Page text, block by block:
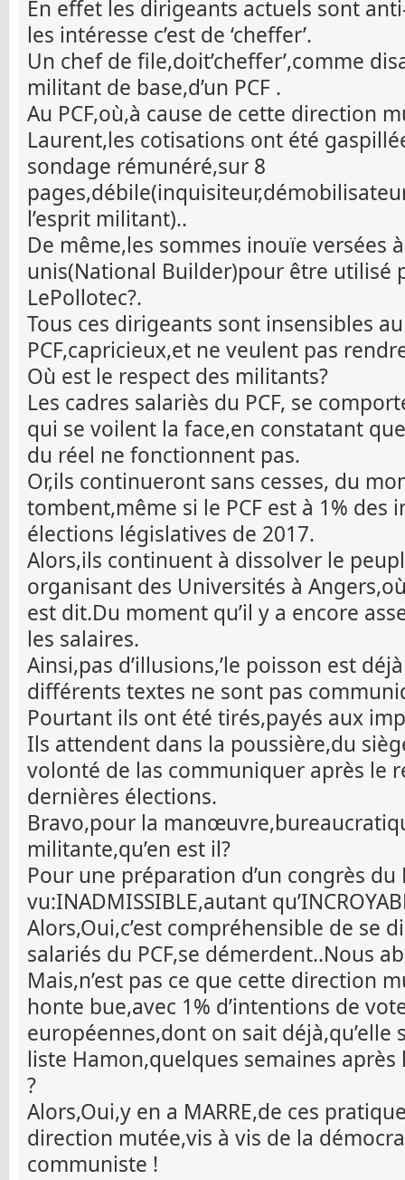
En effet les dirigeants actuels sont
les intéresse c’est de ‘cheffer’.
Un chef de file,doit’cheffer’,comme
militant de base,d’un PCF .
Au PCF,où,à cause de cette direction
Laurent,les cotisations ont été
sondage rémunéré,sur 8
l’esprit militant)..
De même,les sommes inouïe versées
unis(National Builder)pour être utilisé
LePollotec?.
Tous ces dirigeants sont insensibles
PCF,capricieux,et ne veulent pas
Où est le respect des militants?
Les cadres salariès du PCF, se
qui se voilent la face,en constatant
du réel ne fonctionnent pas.
Or,ils continueront sans cesses, du
tombent,même si le PCF est à 1% des
élections législatives de 2017.
Alors,ils continuent à dissolver le
organisant des Universités à
est dit.Du moment qu’il y a encore
les salaires.
Ainsi,pas d’illusions,’le poisson est
différents textes ne sont pas
Pourtant ils ont été tirés,payés aux
Ils attendent dans la poussière,du
volonté de las communiquer après le
dernières élections.
Bravo,pour la
militante,qu’en est il?
Pour une préparation d’un congrès du
vu:INADMISSIBLE,autant
Alors,Oui,c’est compréhensible de se
salariés du PCF,se démerdent..Nous
Mais,n’est pas ce que cette direction
honte bue,avec 1% d’intentions de
européennes,dont on sait déjà,qu’elle
liste Hamon,quelques semaines
?
Alors,Oui,y en a MARRE,de ces
direction mutée,vis à vis de la
communiste !